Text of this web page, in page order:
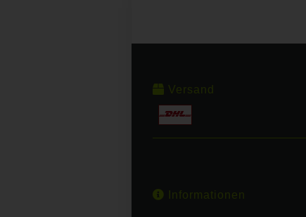
Versand
Informationen